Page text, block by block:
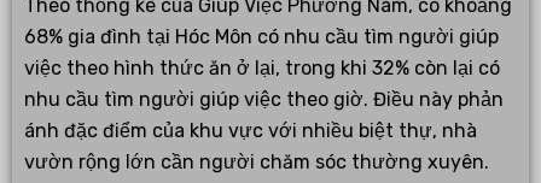
Theo thống kê của Giúp Việc Phương Nam, có khoảng
68% gia đình tại Hóc Môn có nhu cầu tìm người giúp
việc theo hình thức ăn ở lại, trong khi 32% còn lại có
nhu cầu tìm người giúp việc theo giờ. Điều này phản
ánh đặc điểm của khu vực với nhiều biệt thự, nhà
vườn rộng lớn cần người chăm sóc thường xuyên.